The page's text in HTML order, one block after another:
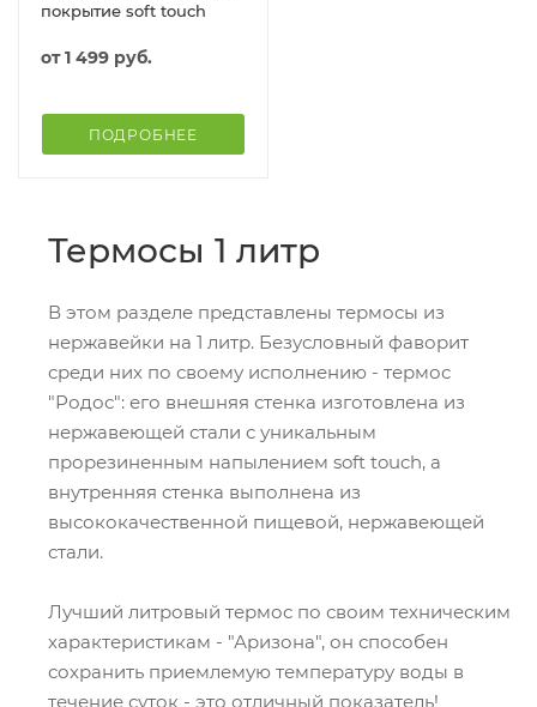
покрытие soft touch
от1 499 руб.
ПОДРОБНЕЕ
Термосы 1 литр
В этом разделе представлены термосы из
нержавейки на 1 литр. Безусловный фаворит
среди них по своему исполнению - термос
"Родос": его внешняя стенка изготовлена из
нержавеющей стали с уникальным
прорезиненным напылением soft touch, а
внутренняя стенка выполнена из
высококачественной пищевой, нержавеющей
стали.
Лучший литровый термос по своим техническим
характеристикам - "Аризона", он способен
сохранить приемлемую температуру воды в
течение суток - это отличный показатель!